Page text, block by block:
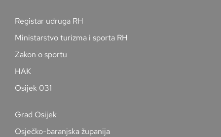
Registar udruga RH
Ministarstvo turizma i sporta RH
Zakon o sportu
HAK
Osijek 031
Grad Osijek
Osječko-baranjska županija